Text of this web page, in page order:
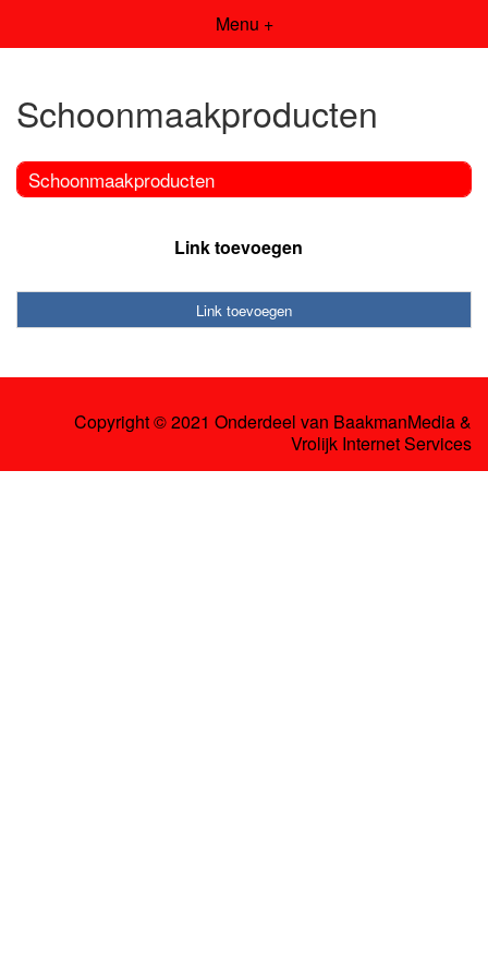
Menu +
Schoonmaakproducten
Schoonmaakproducten
Link toevoegen
Link toevoegen
Copyright © 2021 Onderdeel van BaakmanMedia&
Vrolijk Internet Services